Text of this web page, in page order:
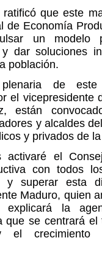
que este
de Economía
un modelo
dar soluciones
población.
de este
el vicepresidente
están
y alcaldes
y privados de
activaré el
con todos
y superar esta
Maduro, quien
explicará la
que se centrará el
el crecimiento